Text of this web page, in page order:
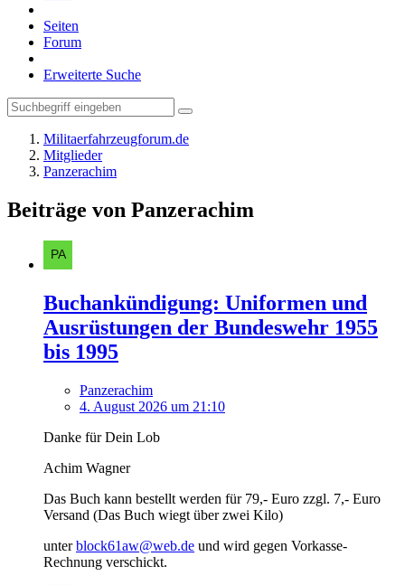
Seiten
Forum
Erweiterte Suche
Militaerfahrzeugforum.de
Mitglieder
Panzerachim
Beiträge von Panzerachim
Buchankündigung: Uniformen und
Ausrüstungen der Bundeswehr 1955
bis 1995
Panzerachim
4. August 2026 um 21:10
Danke für Dein Lob
Achim Wagner
Das Buch kann bestellt werden für 79,- Euro zzgl. 7,- Euro
Versand (Das Buch wiegt über zwei Kilo)
unterblock61aw@web.de und wird gegen Vorkasse-
Rechnung verschickt.